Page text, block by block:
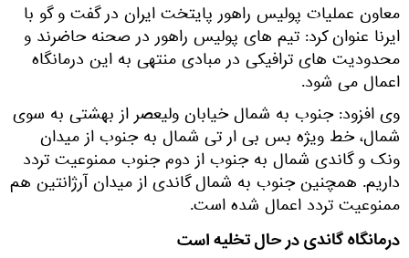
معاون عملیات پولیس راهور پایتخت ایران در گفت و گو با
ایرنا عنوان کرد:‌ تیم های پولیس راهور در صحنه حاضرند و
محدودیت های ترافیکی در مبادی منتهی به این درمانگاه
اعمال می شود.
وی افزود: جنوب به شمال خیابان ولیعصر از بهشتی به سوی
شمال، خط ویژه بس بی ار تی شمال به جنوب از میدان
ونک و گاندی شمال به جنوب از دوم جنوب ممنوعیت تردد
داریم. همچنین جنوب به شمال گاندی از میدان آرژانتین هم
ممنوعیت تردد اعمال شده است.
درمانگاه گاندی در حال تخلیه است